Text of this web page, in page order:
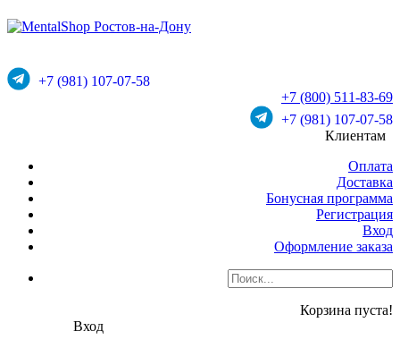
+7 (981) 107-07-58
+7 (800) 511-83-69
+7 (981) 107-07-58
Клиентам
Оплата
Доставка
Бонусная программа
Регистрация
Вход
Оформление заказа
Корзина пуста!
Вход